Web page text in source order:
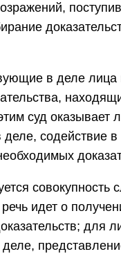
в деле лица
суд оказывает
содействие в
совокупность
идет о
для